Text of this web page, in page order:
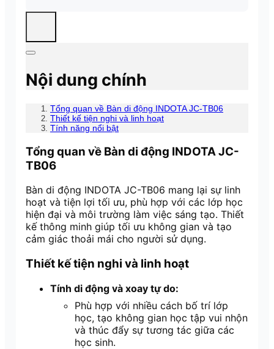
Nội dung chính
Tổng quan về Bàn di động INDOTA JC-TB06
Thiết kế tiện nghi và linh hoạt
Tính năng nổi bật
Tổng quan về Bàn di động INDOTA JC-
TB06
Bàn di động INDOTA JC-TB06 mang lại sự linh
hoạt và tiện lợi tối ưu, phù hợp với các lớp học
hiện đại và môi trường làm việc sáng tạo. Thiết
kế thông minh giúp tối ưu không gian và tạo
cảm giác thoải mái cho người sử dụng.
Thiết kế tiện nghi và linh hoạt
Tính di động và xoay tự do:
Phù hợp với nhiều cách bố trí lớp
học, tạo không gian học tập vui nhộn
và thúc đẩy sự tương tác giữa các
học sinh.